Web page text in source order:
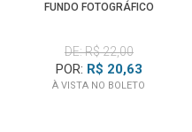
FUNDO FOTOGRÁFICO
DE: R$ 22,00
POR: R$ 20,63
À VISTA NO BOLETO